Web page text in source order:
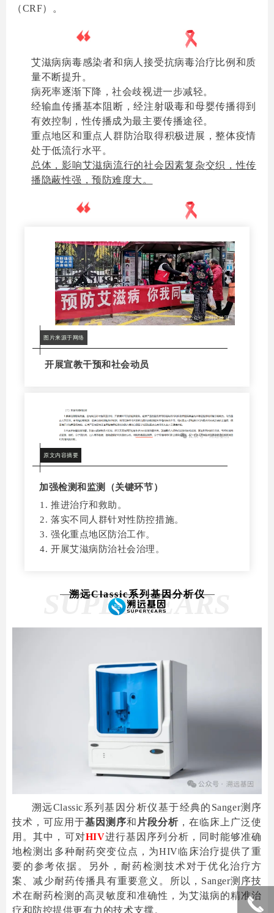
（CRF）。
艾滋病病毒感染者和病人接受抗病毒治疗比例和质
量不断提升。
病死率逐渐下降，社会歧视进一步减轻。
经输血传播基本阻断，经注射吸毒和母婴传播得到
有效控制，性传播成为最主要传播途径。
重点地区和重点人群防治取得积极进展，整体疫情
处于低流行水平。
总体，影响艾滋病流行的社会因素复杂交织，性传
播隐蔽性强，预防难度大。
图片来源于网络
开展宣教干预和社会动员
原文内容摘要
加强检测和监测（关键环节）
推进治疗和救助。
落实不同人群针对性防控措施。
强化重点地区防治工作。
开展艾滋病防治社会治理。
SUPERYEARS
溯远Classic系列基因分析仪
溯远Classic系列基因分析仪基于经典的Sanger测序
技术，可应用于基因测序和 片段分析 ，在临床上广泛使
用。其中，可对HIV进行基因序列分析，同时能够准确
地检测出多种耐药突变位点，为HIV临床治疗提供了重
要的参考依据。另外，耐药检测技术对于优化治疗方
案、减少耐药传播具有重要意义。所以，Sanger测序技
术在耐药检测的高灵敏度和准确性，为艾滋病的精准治
疗和防控提供更有力的技术支撑。
끅
끅